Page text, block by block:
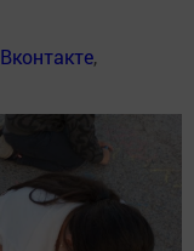
Вконтакте,